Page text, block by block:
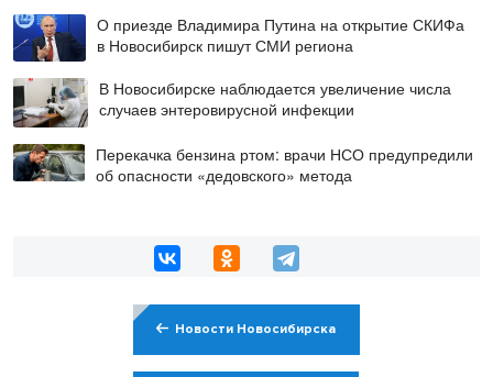
О приезде Владимира Путина на открытие СКИФа
в Новосибирск пишут СМИ региона
В Новосибирске наблюдается увеличение числа
случаев энтеровирусной инфекции
Перекачка бензина ртом: врачи НСО предупредили
об опасности «дедовского» метода
Новости Новосибирска